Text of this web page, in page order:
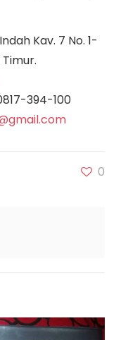
Kav. 7 No. 1-
394-100
0